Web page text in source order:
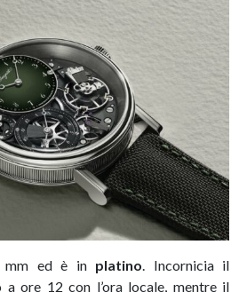
mm ed è in platino. Incornicia il
a ore 12 con l’ora locale, mentre il